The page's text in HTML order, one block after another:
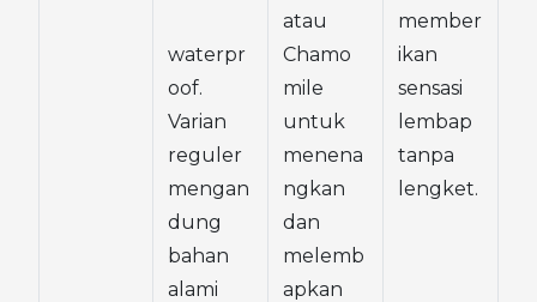
waterpr
oof.
Varian
reguler
mengan
dung
bahan
alami
atau
Chamo
mile
untuk
menena
ngkan
dan
melemb
apkan
member
ikan
sensasi
lembap
tanpa
lengket.